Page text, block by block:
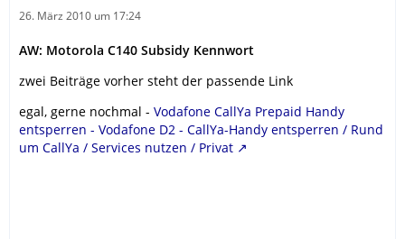
26. März 2010 um 17:24
AW: Motorola C140 Subsidy Kennwort
zwei Beiträge vorher steht der passende Link
egal, gerne nochmal - Vodafone CallYa Prepaid Handy
entsperren - Vodafone D2 - CallYa-Handy entsperren / Rund
um CallYa / Services nutzen / Privat